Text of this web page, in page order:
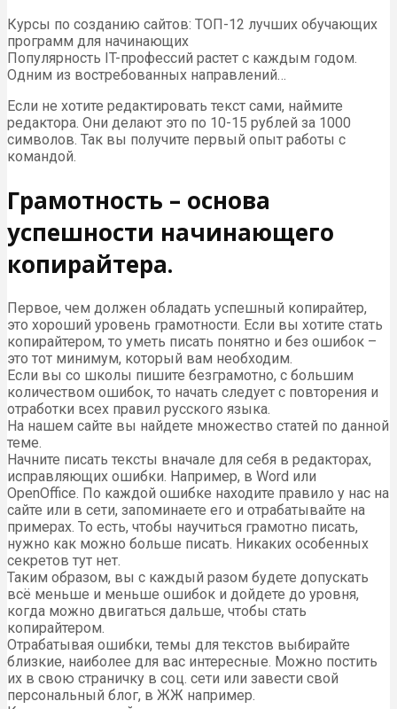
Курсы по созданию сайтов: ТОП-12 лучших обучающих
программ для начинающих
Популярность IT-профессий растет с каждым годом.
Одним из востребованных направлений…
Если не хотите редактировать текст сами, наймите
редактора. Они делают это по 10-15 рублей за 1000
символов. Так вы получите первый опыт работы с
командой.
Грамотность – основа
успешности начинающего
копирайтера.
Первое, чем должен обладать успешный копирайтер,
это хороший уровень грамотности. Если вы хотите стать
копирайтером, то уметь писать понятно и без ошибок –
это тот минимум, который вам необходим.
Если вы со школы пишите безграмотно, с большим
количеством ошибок, то начать следует с повторения и
отработки всех правил русского языка.
На нашем сайте вы найдете множество статей по данной
теме.
Начните писать тексты вначале для себя в редакторах,
исправляющих ошибки. Например, в Word или
OpenOffice. По каждой ошибке находите правило у нас на
сайте или в сети, запоминаете его и отрабатывайте на
примерах. То есть, чтобы научиться грамотно писать,
нужно как можно больше писать. Никаких особенных
секретов тут нет.
Таким образом, вы с каждый разом будете допускать
всё меньше и меньше ошибок и дойдете до уровня,
когда можно двигаться дальше, чтобы стать
копирайтером.
Отрабатывая ошибки, темы для текстов выбирайте
близкие, наиболее для вас интересные. Можно постить
их в свою страничку в соц. сети или завести свой
персональный блог, в ЖЖ например.